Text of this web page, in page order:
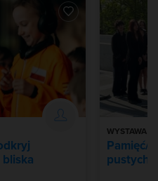
WYSTAWA
Pamięć/
pustych